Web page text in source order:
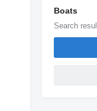
Boats
Search